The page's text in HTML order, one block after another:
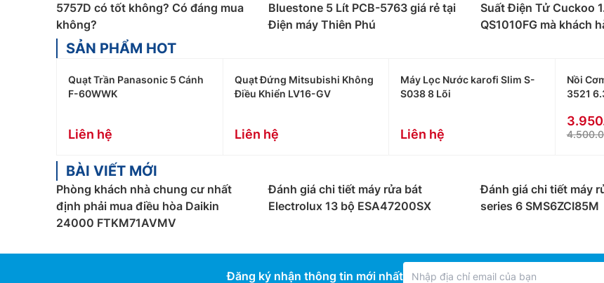
5757D có tốt không? Có đáng mua
không?
Bluestone 5 Lít PCB-5763 giá rẻ tại
Điện máy Thiên Phú
Suất Điện Tử Cuckoo
QS1010FG mà khách
SẢN PHẨM HOT
Quạt Trần Panasonic 5 Cánh
F-60WWK
Liên hệ
Quạt Đứng Mitsubishi Không
Điều Khiển LV16-GV
Liên hệ
Máy Lọc Nước karofi Slim S-
S038 8 Lõi
Liên hệ
Nồi
3521
BÀI VIẾT MỚI
Phòng khách nhà chung cư nhất
định phải mua điều hòa Daikin
24000 FTKM71AVMV
Đánh giá chi tiết máy rửa bát
Electrolux 13 bộ ESA47200SX
Đánh giá chi tiết máy
series 6 SMS6ZCI85M
Đăng ký nhận thông tin mới nhất